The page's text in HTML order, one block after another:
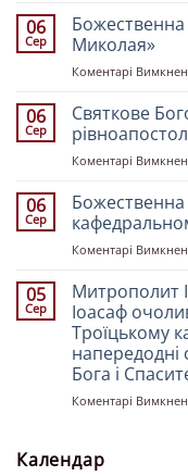
06
Сер
Божественна
Миколая»
Коментарі
06
Сер
Святкове
Коментарі
06
Сер
Божественна
Коментарі
05
Сер
Митрополит
Іоасаф
Троїцькому
Бога і
Коментарі
Календар